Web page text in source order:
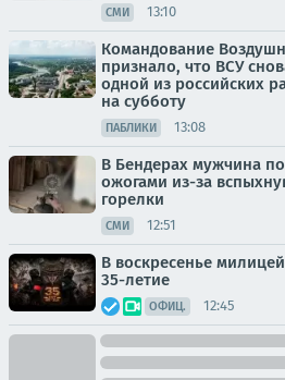
СМИ 13:10
Командование
признало, что ВСУ
одной из российских
на субботу
ПАБЛИКИ 13:08
В Бендерах мужчина
ожогами из-за
горелки
СМИ 12:51
В воскресенье
35-летие
ОФИЦ. 12:45